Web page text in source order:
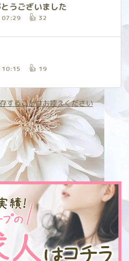
うございました
07:29 32
10:15 19
することはお控えください